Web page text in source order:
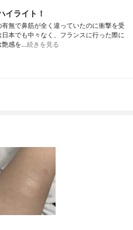
イライト！
無で鼻筋が全く違っていたのに衝撃を受
本でも中々なく、フランスに行った際に
艶感を…続きを見る